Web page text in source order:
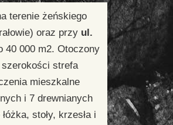
terenie żeńskiego
oraz przy ul.
40 000 m2. Otoczony
szerokości strefa
mieszkalne
i 7 drewnianych
stoły, krzesła i